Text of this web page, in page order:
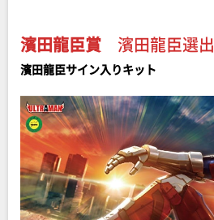
濱田龍臣賞 濱田龍臣選出
濱田龍臣サイン入りキット